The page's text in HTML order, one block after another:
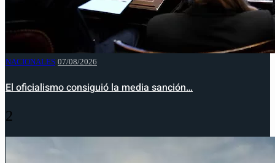
NACIONALES 07/08/2026
El oficialismo consiguió la media sanción…
2